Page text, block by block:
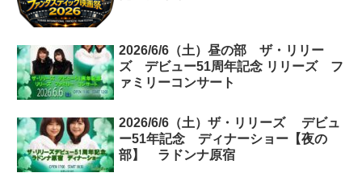
2026/6/6（土）昼の部 ザ・リリー
ズ デビュー51周年記念 リリーズ フ
ァミリーコンサート
2026/6/6（土）ザ・リリーズ デビュ
ー51年記念 ディナーショー【夜の
部】 ラドンナ原宿